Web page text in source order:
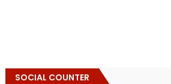
SOCIAL COUNTER